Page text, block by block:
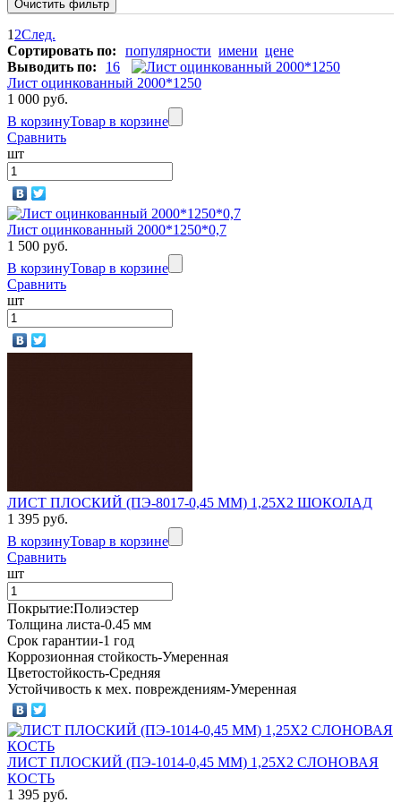
1 2След.
Сортировать по:
популярности имени цене
Выводить по:
16
Лист оцинкованный 2000*1250
1 000 руб.
В корзинуТовар в корзине
Сравнить
шт
Лист оцинкованный 2000*1250*0,7
1 500 руб.
В корзинуТовар в корзине
Сравнить
шт
ЛИСТ ПЛОСКИЙ (ПЭ-8017-0,45 ММ) 1,25Х2 ШОКОЛАД
1 395 руб.
В корзинуТовар в корзине
Сравнить
шт
Покрытие:Полиэстер
Толщина листа-0.45 мм
Срок гарантии-1 год
Коррозионная стойкость-Умеренная
Цветостойкость-Средняя
Устойчивость к мех. повреждениям-Умеренная
ЛИСТ ПЛОСКИЙ (ПЭ-1014-0,45 ММ) 1,25Х2 СЛОНОВАЯ
КОСТЬ
1 395 руб.